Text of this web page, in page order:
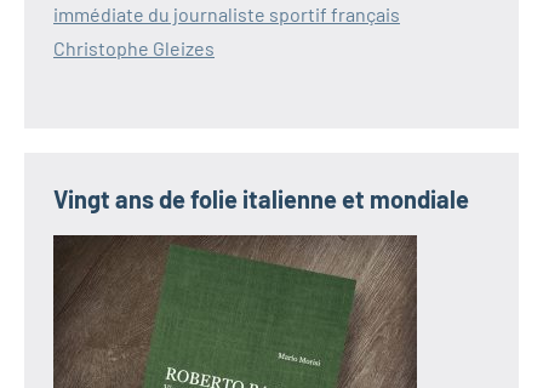
immédiate du journaliste sportif français
Christophe Gleizes
Vingt ans de folie italienne et mondiale